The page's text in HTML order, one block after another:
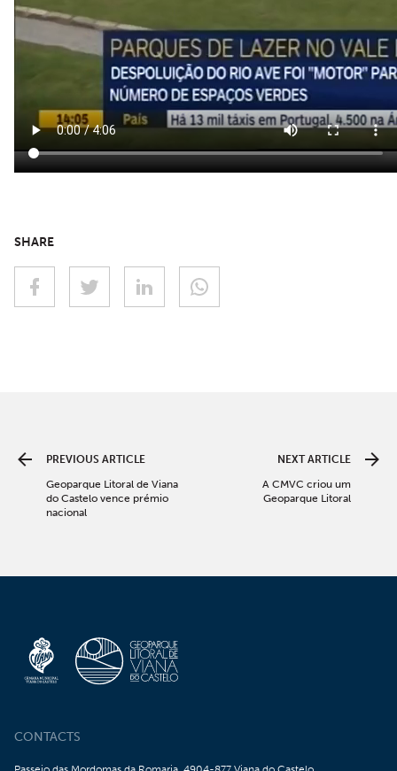
SHARE
PREVIOUS ARTICLE
Geoparque Litoral de Viana
do Castelo vence prémio
nacional
NEXT ARTICLE
A CMVC criou um
Geoparque Litoral
CONTACTS